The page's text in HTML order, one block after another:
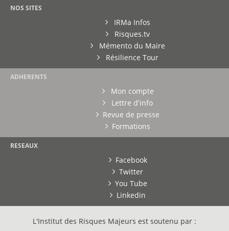
NOS SITES
IRMa Infos
Risques.tv
Mémento du Maire
Résilience Tour
ADHERENTS
Mon compte
Lettre d'info
Revue de presse
Formations
RESEAUX
Facebook
Twitter
You Tube
Linkedin
L'Institut des Risques Majeurs est soutenu par :